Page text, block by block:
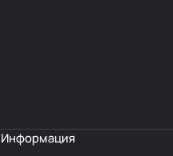
Информация